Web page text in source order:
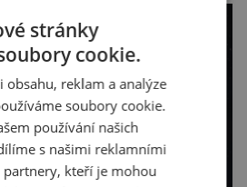
York a King’s College
někteří choboti, včetně
Grok od firmy xAI Elona
podporovat bludné
stránky
cookie.
obsahu, reklam a analýze
soubory cookie.
používání našich
s našimi reklamními
kteří je mohou